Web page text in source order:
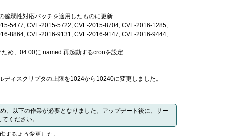
脆弱性対応パッチを適用したものに更新
5477, CVE-2015-5722, CVE-2015-8704, CVE-2016-1285,
8864, CVE-2016-9131, CVE-2016-9147, CVE-2016-9444,
め、04:00に named 再起動するcronを設定
ィスクリプタの上限を1024から10240に変更しました。
、以下の作業が必要となりました。アップデート後に、サー
ください。
するよう変更した。